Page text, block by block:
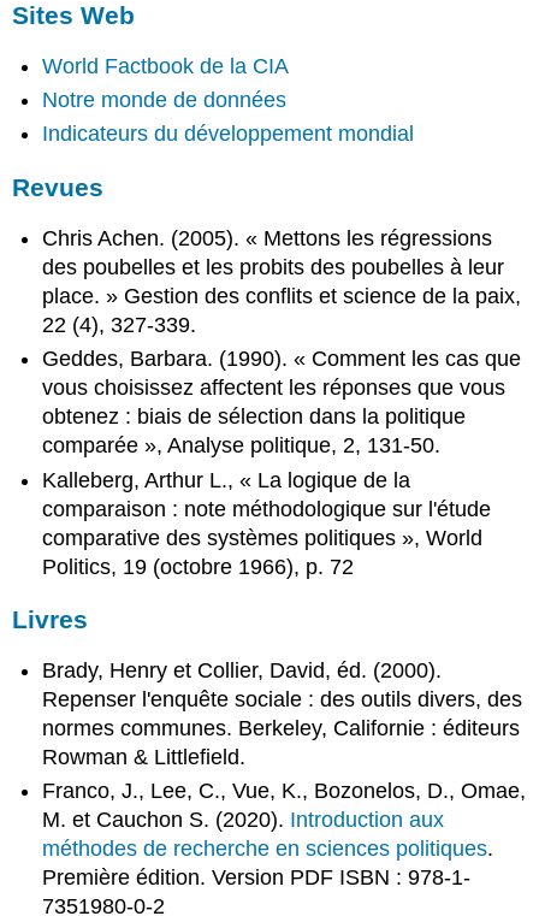
Sites Web
World Factbook de la CIA
Notre monde de données
Indicateurs du développement mondial
Revues
Chris Achen. (2005). « Mettons les régressions
des poubelles et les probits des poubelles à leur
place. » Gestion des conflits et science de la paix,
22 (4), 327-339.
Geddes, Barbara. (1990). « Comment les cas que
vous choisissez affectent les réponses que vous
obtenez : biais de sélection dans la politique
comparée », Analyse politique, 2, 131-50.
Kalleberg, Arthur L., « La logique de la
comparaison : note méthodologique sur l'étude
comparative des systèmes politiques », World
Politics, 19 (octobre 1966), p. 72
Livres
Brady, Henry et Collier, David, éd. (2000).
Repenser l'enquête sociale : des outils divers, des
normes communes. Berkeley, Californie : éditeurs
Rowman & Littlefield.
Franco, J., Lee, C., Vue, K., Bozonelos, D., Omae,
M. et Cauchon S. (2020). Introduction aux
méthodes de recherche en sciences politiques.
Première édition. Version PDF ISBN : 978-1-
7351980-0-2